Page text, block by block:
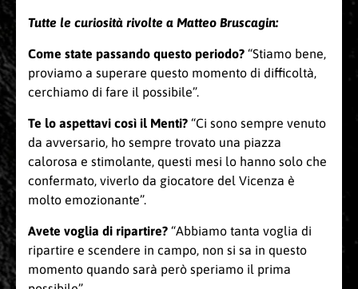
Tutte le curiosità rivolte a Matteo Bruscagin:
Come state passando questo periodo? “Stiamo bene,
proviamo a superare questo momento di difficoltà,
cerchiamo di fare il possibile”.
Te lo aspettavi così il Menti? “Ci sono sempre venuto
da avversario, ho sempre trovato una piazza
calorosa e stimolante, questi mesi lo hanno solo che
confermato, viverlo da giocatore del Vicenza è
molto emozionante”.
Avete voglia di ripartire? “Abbiamo tanta voglia di
ripartire e scendere in campo, non si sa in questo
momento quando sarà però speriamo il prima